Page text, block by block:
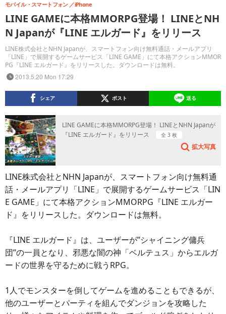
LINE GAMEに本格MMORPG登場！ LINEとNH
N Japanが『LINE エルガード』をリリース
LINE株式会社とNHN Japanが、スマートフォン向け無料通話・メールアプリ
「LINE」で展開するゲームサービス「LINE GAME」にて本格アクションMMOR
PG『LINE エルガード』をリリースした。ダウンロードは無料。
モバイル・スマートフォン iPhone
2013.5.20 Mon 17:29
シェア ポスト 送る
LINE GAMEに本格MMORPG登場！ LINEとNHN Japanが
『LINE エルガード』をリリース
全 3 枚
拡大写真
LINE株式会社とNHN Japanが、スマートフォン向け無料通
話・メールアプリ「LINE」で展開するゲームサービス「LIN
E GAME」にて本格アクションMMORPG『LINE エルガー
ド』をリリースした。ダウンロードは無料。
『LINE エルガード』は、ユーザーが”シャイニング傭兵
団”の一員となり、邪悪な闇の神「ベルテュス」からエルガ
ードの世界を守るために戦うRPG。
1人でモンスターを倒してゲームを進めることもできるが、
他のユーザーとパーティを組んでダンジョンを攻略した